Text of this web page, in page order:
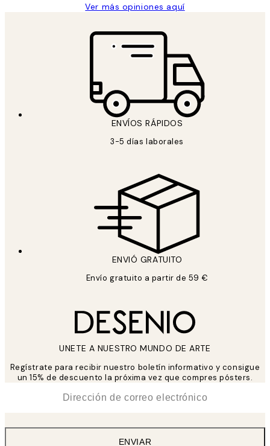
Ver más opiniones aquí
ENVÍOS RÁPIDOS
3-5 días laborales
ENVIÓ GRATUITO
Envío gratuito a partir de 59 €
UNETE A NUESTRO MUNDO DE ARTE
Regístrate para recibir nuestro boletín informativo y consigue
un 15% de descuento la próxima vez que compres pósters.
ENVIAR